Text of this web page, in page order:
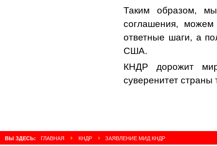
Таким образом,
соглашения, можем
ответные шаги, а
США.
КНДР дорожит
суверенитет страны
ВЫ ЗДЕСЬ: ГЛАВНАЯ КНДР ЗАЯВЛЕНИЕ МИД КНДР